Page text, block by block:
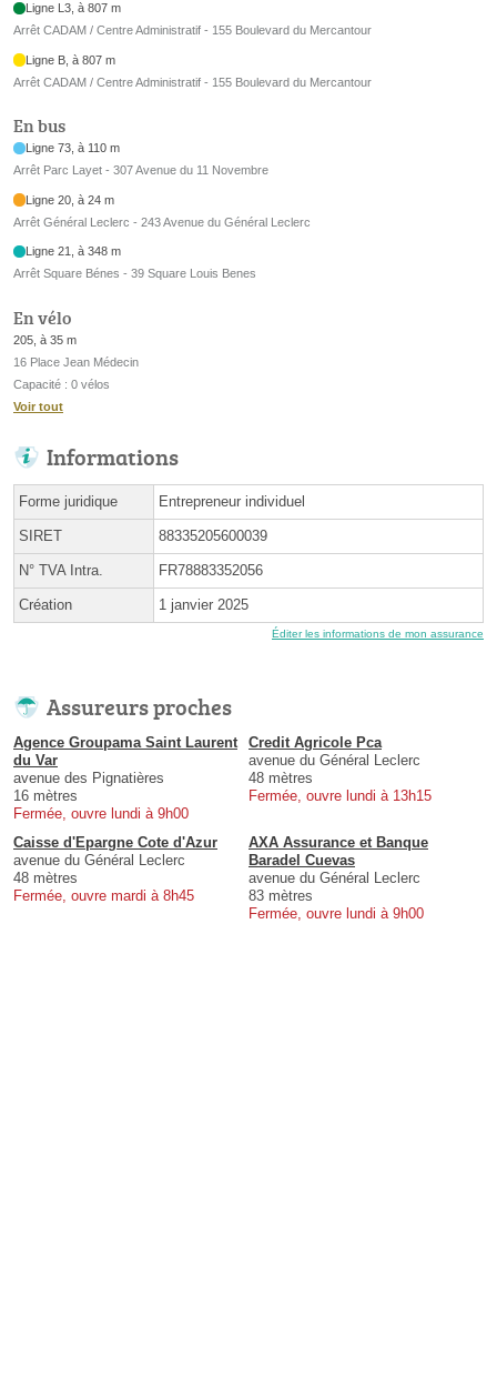
Ligne L3, à 807 m
Arrêt CADAM / Centre Administratif - 155 Boulevard du Mercantour
Ligne B, à 807 m
Arrêt CADAM / Centre Administratif - 155 Boulevard du Mercantour
En bus
Ligne 73, à 110 m
Arrêt Parc Layet - 307 Avenue du 11 Novembre
Ligne 20, à 24 m
Arrêt Général Leclerc - 243 Avenue du Général Leclerc
Ligne 21, à 348 m
Arrêt Square Bénes - 39 Square Louis Benes
En vélo
205, à 35 m
16 Place Jean Médecin
Capacité : 0 vélos
Voir tout
Informations
Forme juridique Entrepreneur individuel
SIRET 88335205600039
N° TVA Intra. FR78883352056
Création 1 janvier 2025
Éditer les informations de mon assurance
Assureurs proches
Agence Groupama Saint Laurent
du Var
avenue des Pignatières
16 mètres
Fermée, ouvre lundi à 9h00
Credit Agricole Pca
avenue du Général Leclerc
48 mètres
Fermée, ouvre lundi à 13h15
Caisse d'Epargne Cote d'Azur
avenue du Général Leclerc
48 mètres
Fermée, ouvre mardi à 8h45
AXA Assurance et Banque
Baradel Cuevas
avenue du Général Leclerc
83 mètres
Fermée, ouvre lundi à 9h00